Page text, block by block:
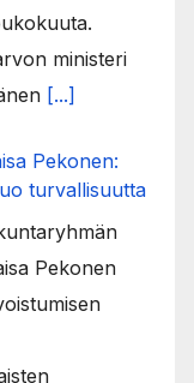
ministeri
[...]
Pekonen:
turvallisuutta
Pekonen